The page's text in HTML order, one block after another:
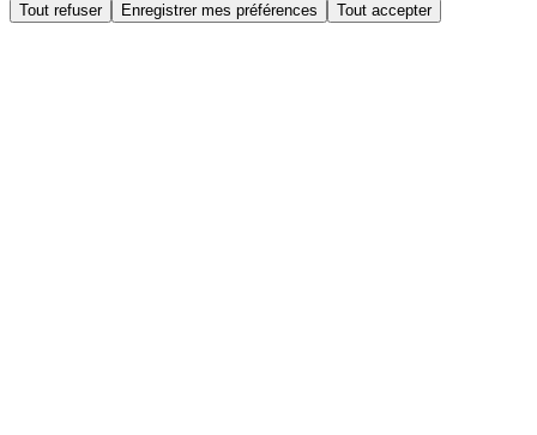
Tout refuser Enregistrer mes préférences Tout accepter